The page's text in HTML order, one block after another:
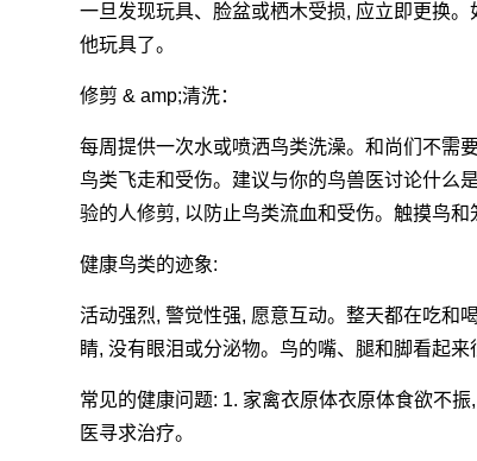
一旦发现玩具、脸盆或栖木受损, 应立即更换
他玩具了。
修剪 & amp;清洗：
每周提供一次水或喷洒鸟类洗澡。和尚们不需
鸟类飞走和受伤。建议与你的鸟兽医讨论什么
验的人修剪, 以防止鸟类流血和受伤。触摸鸟和
健康鸟类的迹象:
活动强烈, 警觉性强, 愿意互动。整天都在吃和
睛, 没有眼泪或分泌物。鸟的嘴、腿和脚看起
常见的健康问题: 1. 家禽衣原体衣原体食欲不
医寻求治疗。